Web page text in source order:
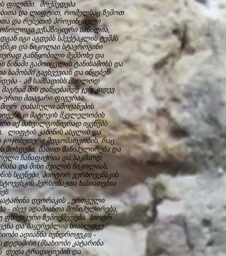
ფილმში. მოქმედება
და ლიფტით, რომელსაც ზემოთ
და რუსეთის პროვინციული
ექსპზიციური ნაწილია,
იგი აგდებს სპექტაკლის ტემპს
და ნიკოლაი სტავროგინი
განწყობილი მემბოხე და
გამოიცვლის ტანისამოსს და
გაეხვევიან და იწყებენ
- ამ სამზადისს მხოლოდ
მის დაწყებამდე ჯერ კიდევ
მთავარი ფიგურაა
დასახული ამოცანების
შატოვის მკვლელობის
აქ მახვილგონიერად იყენებს
ლიფტის კაბინის ასვლის და
მდგომარეობის, რაც
მოხდენა, მათით მანიპულირება და
ჩანაფიქრია და საკმაოდ
და მისი შვილის ნიკოლიას,
სცენები, პიოტორ ვერხოვენსკის
პერსონაჟთა ხასიათებია
დვორაკის „ერთგული
- ისევ ადამიანთა მონიპულირება,
ფსიქიკური ზემოქმედება. პიოტრ
და მაყურებლის სიახლოვე:
ადიანნა იენდროჟეკი) -
(მსახიობი კატარინა
დედა ტრადიციების და